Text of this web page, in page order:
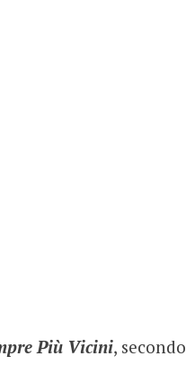
Più Vicini, secondo